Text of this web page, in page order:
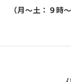
（月～土：９時